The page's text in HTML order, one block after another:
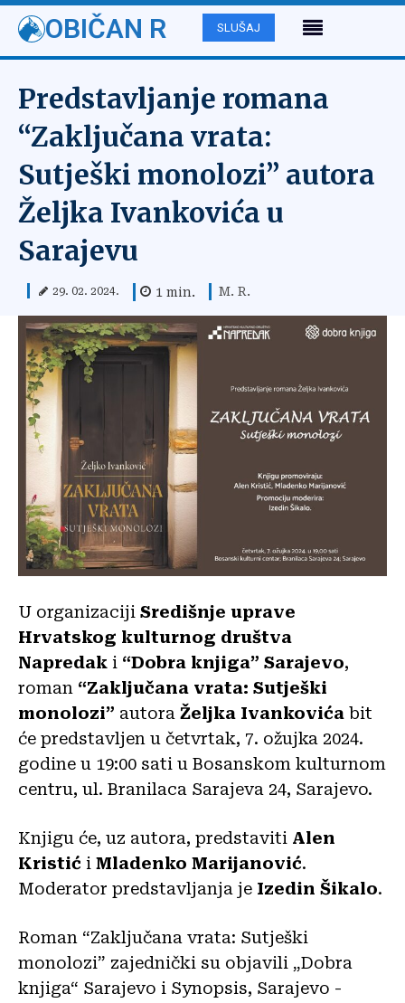
OBIČAN R SLUŠAJ
Predstavljanje romana
“Zaključana vrata:
Sutješki monolozi” autora
Željka Ivankovića u
Sarajevu
29. 02. 2024. 1 min. M. R.
U organizaciji Središnje uprave
Hrvatskog kulturnog društva
Napredak i “Dobra knjiga” Sarajevo,
roman “Zaključana vrata: Sutješki
monolozi” autora Željka Ivankovića bit
će predstavljen u četvrtak, 7. ožujka 2024.
godine u 19:00 sati u Bosanskom kulturnom
centru, ul. Branilaca Sarajeva 24, Sarajevo.
Knjigu će, uz autora, predstaviti Alen
Kristić i Mladenko Marijanović.
Moderator predstavljanja je Izedin Šikalo.
Roman “Zaključana vrata: Sutješki
monolozi” zajednički su objavili „Dobra
knjiga“ Sarajevo i Synopsis, Sarajevo -